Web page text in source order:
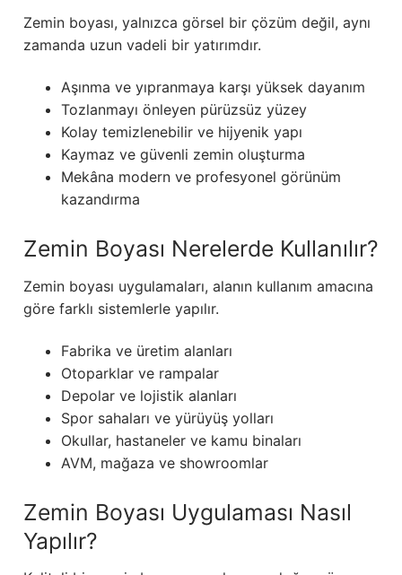
Zemin boyası, yalnızca görsel bir çözüm değil, aynı
zamanda uzun vadeli bir yatırımdır.
Aşınma ve yıpranmaya karşı yüksek dayanım
Tozlanmayı önleyen pürüzsüz yüzey
Kolay temizlenebilir ve hijyenik yapı
Kaymaz ve güvenli zemin oluşturma
Mekâna modern ve profesyonel görünüm
kazandırma
Zemin Boyası Nerelerde Kullanılır?
Zemin boyası uygulamaları, alanın kullanım amacına
göre farklı sistemlerle yapılır.
Fabrika ve üretim alanları
Otoparklar ve rampalar
Depolar ve lojistik alanları
Spor sahaları ve yürüyüş yolları
Okullar, hastaneler ve kamu binaları
AVM, mağaza ve showroomlar
Zemin Boyası Uygulaması Nasıl
Yapılır?